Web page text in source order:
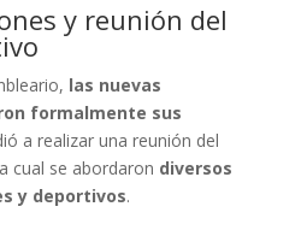
y reunión del
las nuevas
formalmente sus
a realizar una reunión del
cual se abordaron diversos
y deportivos.